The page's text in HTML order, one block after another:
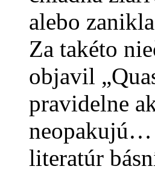
alebo
Za takéto
objavil
pravidelne
neopakujú…
literatúr